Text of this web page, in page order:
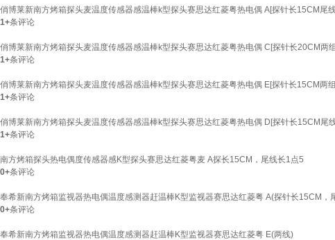
俏博莱新南方烤箱探头麦温度传感器感温棒k型探头赛思达红菱粤热电偶 A[探针长15CM尾
1+条评论
俏博莱新南方烤箱探头麦温度传感器感温棒k型探头赛思达红菱粤热电偶 C[探针长20CM两
1+条评论
俏博莱新南方烤箱探头麦温度传感器感温棒k型探头赛思达红菱粤热电偶 E[探针长15CM两
1+条评论
俏博莱新南方烤箱探头麦温度传感器感温棒k型探头赛思达红菱粤热电偶 D[探针长15CM尾
1+条评论
南方烤箱探头热电偶度传感器感K型探头赛思达红菱粤麦 A探长15CM，尾线长1点5
0+条评论
奉希新南方烤箱监视器热电偶温度感测器赶温棒K型监视器赛思达红菱粤 A(探针长15CM，
0+条评论
奉希新南方烤箱监视器热电偶温度感测器赶温棒K型监视器赛思达红菱粤 E(两线)